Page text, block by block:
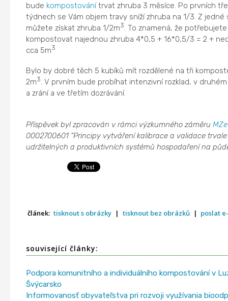
bude kompostovánítrvat zhruba 3 měsíce. Po prvních
týdnech se Vám objem travy sníží zhruba na 1/3. Z jedné
můžete získat zhruba 1/2m3 . To znamená, že potřebujete
kompostovat najednou zhruba 4*0,5 + 16*0,5/3 = 2 +
cca 5m3
Bylo by dobré těch 5 kubíků mít rozdělené na tři
2m3 . V prvním bude probíhat intenzivní rozklad, v
a zrání a ve třetím dozrávání.
Příspěvek byl zpracován v rámci výzkumného záměru MZe
0002700601 "Principy vytváření kalibrace a validace trvale
udržitelných a produktivních systémů hospodaření na
článek: tisknout s obrázky | tisknout bez obrázků | poslat
související články:
Podpora komunitního a individuálního kompostování v
Švýcarsko
Informovanosť obyvateľstva pri rozvoji využívania